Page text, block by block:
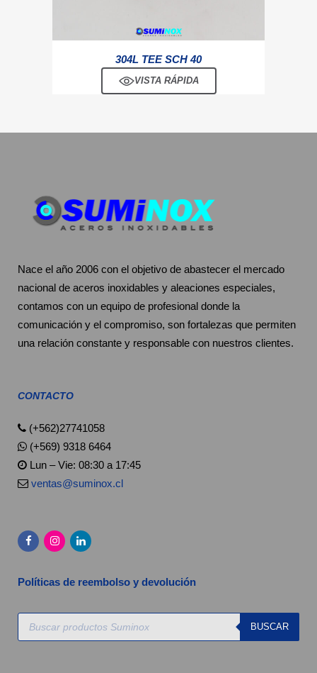
304L TEE SCH 40
VISTA RÁPIDA
Nace el año 2006 con el objetivo de abastecer el mercado
nacional de aceros inoxidables y aleaciones especiales,
contamos con un equipo de profesional donde la
comunicación y el compromiso, son fortalezas que permiten
una relación constante y responsable con nuestros clientes.
CONTACTO
(+562)27741058
(+569) 9318 6464
Lun – Vie: 08:30 a 17:45
ventas@suminox.cl
Políticas de reembolso y devolución
Búsqueda
productos
BUSCAR